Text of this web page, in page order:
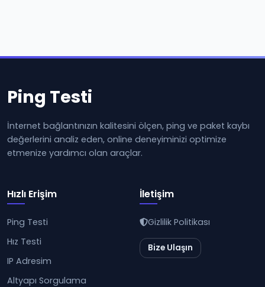
Ping Testi
İnternet bağlantınızın kalitesini ölçen, ping ve paket kaybı
değerlerini analiz eden, online deneyiminizi optimize
etmenize yardımcı olan araçlar.
Hızlı Erişim
Ping Testi
Hız Testi
IP Adresim
Altyapı Sorgulama
İletişim
Gizlilik Politikası
Bize Ulaşın